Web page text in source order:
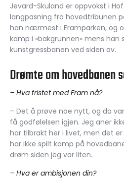
Jevard-Skuland er oppvokst i
langpasning fra hovedtribunen
han nærmest i Framparken, og
kamp i «bakgrunnen» mens han
kunstgressbanen ved siden av.
Drømte om hovedbanen
– Hva fristet med Fram nå?
– Det å prøve noe nytt, og da
få godfølelsen igjen. Jeg aner
har tilbrakt her i livet, men det
har ikke spilt kamp på
drøm siden jeg var liten.
– Hva er ambisjonen din?